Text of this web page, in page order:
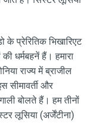
के प्रेरितिक भिखारिएट
धर्मबहनें हैं। हमारा
राज्य में ब्राजील
सीमावर्ती और
बोलते हैं। हम तीनों
लूसिया (अर्जेंटीना)